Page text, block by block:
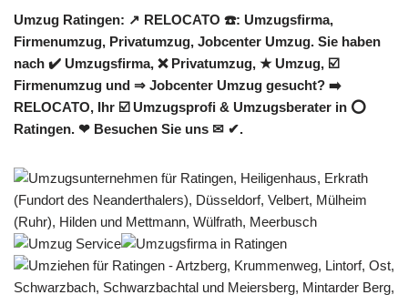
Umzug Ratingen: ↗️ RELOCATO ☎️: Umzugsfirma,
Firmenumzug, Privatumzug, Jobcenter Umzug. Sie haben
nach ✔️ Umzugsfirma, ❌ Privatumzug, ★ Umzug, ☑️
Firmenumzug und ⇒ Jobcenter Umzug gesucht? ➡️
RELOCATO, Ihr ☑️ Umzugsprofi & Umzugsberater in ⭕
Ratingen. ❤ Besuchen Sie uns ✉ ✔.